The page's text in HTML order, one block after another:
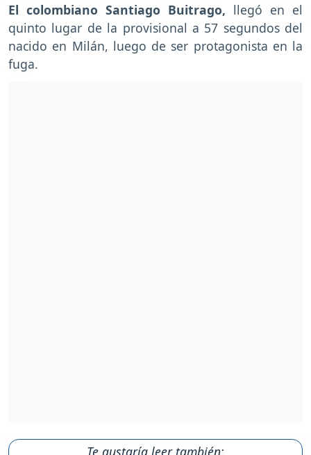
El colombiano Santiago Buitrago, llegó en el
quinto lugar de la provisional a 57 segundos del
nacido en Milán, luego de ser protagonista en la
fuga.
Te gustaría leer también: